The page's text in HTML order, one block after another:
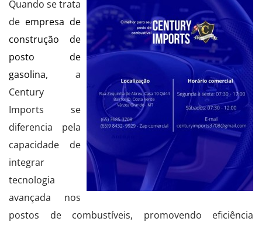
Quando se trata
de empresa de
construção de
posto de
gasolina, a
Century
Imports se
diferencia pela
capacidade de
integrar
tecnologia
avançada nos
postos de combustíveis, promovendo eficiência